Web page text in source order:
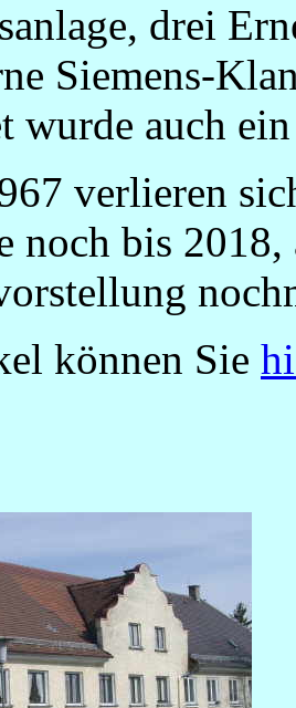
drei
Siemens-
wurde auch
verlieren
noch bis
können Sie